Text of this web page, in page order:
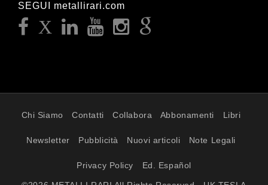
SEGUI metallirari.com
Chi Siamo Contatti Collabora Abbonamenti Libri
Newsletter Pubblicità Nuovi articoli Note Legali
Privacy Policy Ed. Español